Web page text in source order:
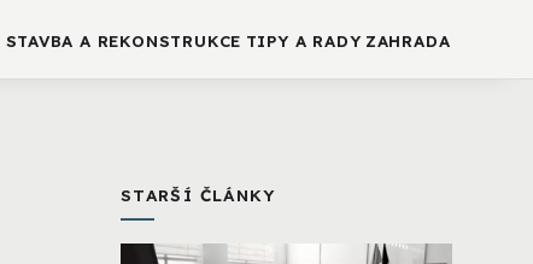
STAVBA A REKONSTRUKCE TIPY A RADY ZAHRADA
STARŠÍ ČLÁNKY